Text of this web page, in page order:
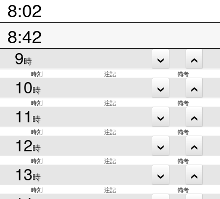
8:02
8:42
9時
時刻 注記 備考
10時
時刻 注記 備考
11 時
時刻 注記 備考
12時
時刻 注記 備考
13時
時刻 注記 備考